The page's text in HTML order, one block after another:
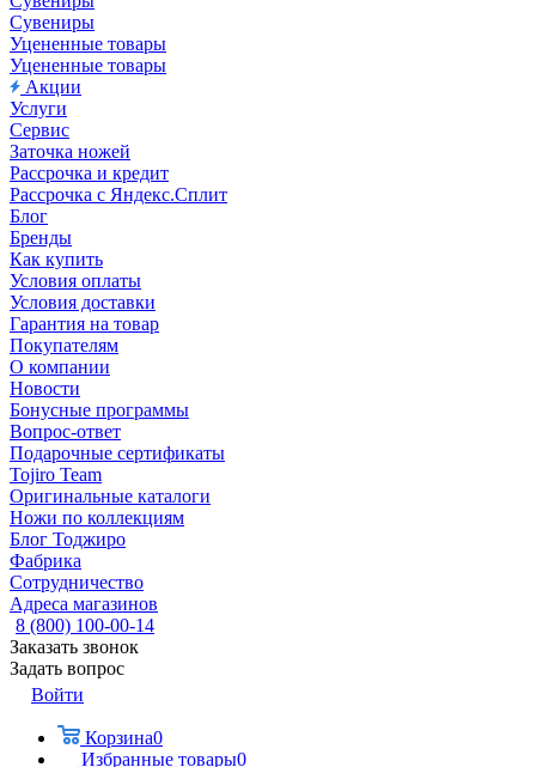
Сувениры
Уцененные товары
Уцененные товары
Акции
Услуги
Сервис
Заточка ножей
Рассрочка и кредит
Рассрочка с Яндекс.Сплит
Блог
Бренды
Как купить
Условия оплаты
Условия доставки
Гарантия на товар
Покупателям
О компании
Новости
Бонусные программы
Вопрос-ответ
Подарочные сертификаты
Tojiro Team
Оригинальные каталоги
Ножи по коллекциям
Блог Тоджиро
Фабрика
Сотрудничество
Адреса магазинов
8 (800) 100-00-14
Заказать звонок
Задать вопрос
Войти
Корзина0
Избранные товары0